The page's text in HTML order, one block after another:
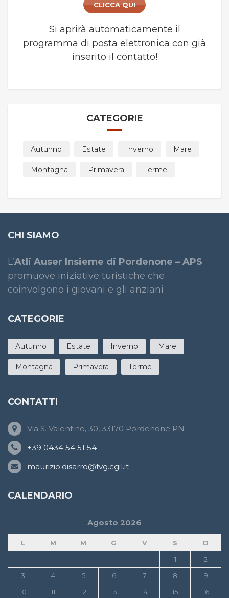
CLICCA QUI
Si aprirà automaticamente il
programma di posta elettronica con già
inserito il contatto!
CATEGORIE
Autunno Estate Inverno Mare
Montagna Primavera Terme
CHI SIAMO
L’Atli Auser Insieme di Pordenone – APS
promuove iniziative turistiche che
coinvolgono i giovani e gli anziani
CATEGORIE
Autunno Estate Inverno Mare
Montagna Primavera Terme
CONTATTI
Via S. Valentino, 30, 33170 Pordenone PN
+39 0434 54 51 54
maurizio.disarro@fvg.cgil.it
CALENDARIO
Agosto 2026
L M M G V S
D
1
2
3
4 5 6 7 8
9
10
11 12 13 14 15 16